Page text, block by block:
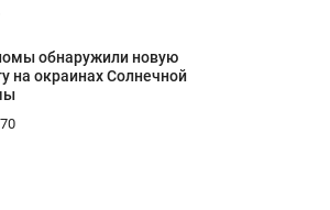
обнаружили новую
на окраинах Солнечной